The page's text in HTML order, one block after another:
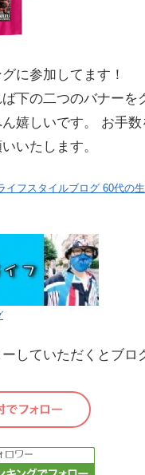
に参加してます！
下の二つのバナーを
嬉しいです。 お手
いたします。
していただくとブロ